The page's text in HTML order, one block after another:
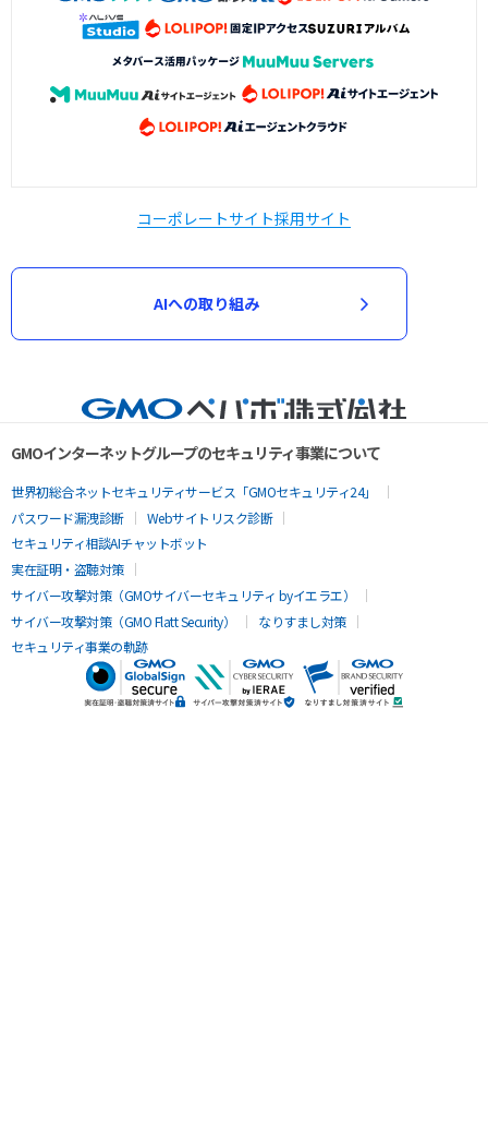
コーポレートサイト採用サイト
AIへの取り組み
GMOインターネットグループのセキュリティ事業について
世界初総合ネットセキュリティサービス「GMOセキュリティ24」
パスワード漏洩診断
Webサイトリスク診断
セキュリティ相談AIチャットボット
実在証明・盗聴対策
サイバー攻撃対策（GMOサイバーセキュリティ byイエラエ）
サイバー攻撃対策（GMO Flatt Security）
なりすまし対策
セキュリティ事業の軌跡